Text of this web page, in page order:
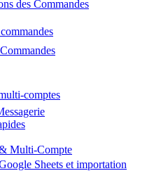
des Commandes
comptes
Multi-Compte
Sheets et importation